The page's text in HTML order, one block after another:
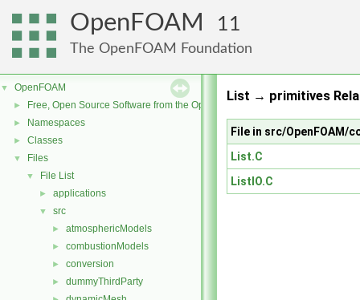
OpenFOAM 11
The OpenFOAM Foundation
▼ OpenFOAM
► Free, Open Source Software from the OpenFOAM Foundation
► Namespaces
► Classes
▼ Files
▼ File List
► applications
▼ src
► atmosphericModels
► combustionModels
► conversion
► dummyThirdParty
List → primitives
File in src/
List.C
ListIO.C